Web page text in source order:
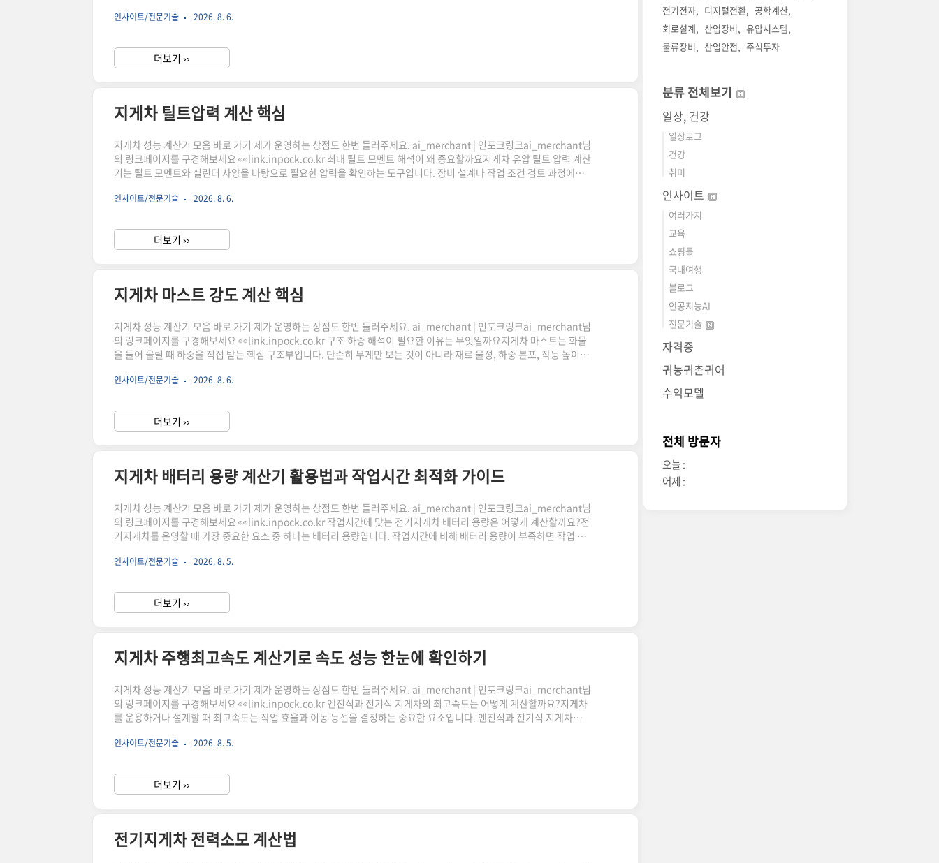
산기를 활용하면 하중 조건에 따른 가속 특성을 손쉽게 확인할 수 있습니다.지게차 가속성능이란 무엇인가쿠팡링크 클릭
인사이트/전문기술 2026. 8. 6.
더보기 ››
지게차 틸트압력 계산 핵심
지게차 성능 계산기 모음 바로 가기 제가 운영하는 상점도 한번 들러주세요. ai_merchant | 인포크링크ai_merchant님
의 링크페이지를 구경해보세요 👀link.inpock.co.kr 최대 틸트 모멘트 해석이 왜 중요할까요지게차 유압 틸트 압력 계산
기는 틸트 모멘트와 실린더 사양을 바탕으로 필요한 압력을 확인하는 도구입니다. 장비 설계나 작업 조건 검토 과정에서
클릭하시어, 주문하시면 저에게 많은 도움이 됩니다. 감사합니다."이 포스팅은 쿠팡 파트너스 활동의 일환으로, 이에 따
인사이트/전문기술 2026. 8. 6.
더보기 ››
지게차 마스트 강도 계산 핵심
지게차 성능 계산기 모음 바로 가기 제가 운영하는 상점도 한번 들러주세요. ai_merchant | 인포크링크ai_merchant님
의 링크페이지를 구경해보세요 👀link.inpock.co.kr 구조 하중 해석이 필요한 이유는 무엇일까요지게차 마스트는 화물
을 들어 올릴 때 하중을 직접 받는 핵심 구조부입니다. 단순히 무게만 보는 것이 아니라 재료 물성, 하중 분포, 작동 높이,
을 검토하는 데 도움을 주는 도구입니다.마스트 강도 계산이 중요한 이유지게차 작업에서 마스트는 눈에 잘 띄지만, 실제
인사이트/전문기술 2026. 8. 6.
더보기 ››
지게차 배터리 용량 계산기 활용법과 작업시간 최적화 가이드
지게차 성능 계산기 모음 바로 가기 제가 운영하는 상점도 한번 들러주세요. ai_merchant | 인포크링크ai_merchant님
의 링크페이지를 구경해보세요 👀link.inpock.co.kr 작업시간에 맞는 전기지게차 배터리 용량은 어떻게 계산할까요?전
기지게차를 운영할 때 가장 중요한 요소 중 하나는 배터리 용량입니다. 작업시간에 비해 배터리 용량이 부족하면 작업 효
산기는 작업량과 운행 조건을 기준으로 필요한 배터리 용량을 계산할 수 있도록 도와주는 도구입니다.아래 페이지로 들어
인사이트/전문기술 2026. 8. 5.
더보기 ››
지게차 주행최고속도 계산기로 속도 성능 한눈에 확인하기
지게차 성능 계산기 모음 바로 가기 제가 운영하는 상점도 한번 들러주세요. ai_merchant | 인포크링크ai_merchant님
의 링크페이지를 구경해보세요 👀link.inpock.co.kr 엔진식과 전기식 지게차의 최고속도는 어떻게 계산할까요?지게차
를 운용하거나 설계할 때 최고속도는 작업 효율과 이동 동선을 결정하는 중요한 요소입니다. 엔진식과 전기식 지게차는
리고 속도 분석 시 확인해야 할 주요 항목을 살펴보겠습니다.지게차 최고속도가 중요한 이유지게차의 최고속도는 단순히
인사이트/전문기술 2026. 8. 5.
더보기 ››
전기지게차 전력소모 계산법
전기전자
디지털전환
공학계산
회로설계
산업장비
유압시스템
물류장비
산업안전 주식투자
분류 전체보기
일상, 건강
일상로그
건강
취미
인사이트
여러가지
교육
쇼핑몰
국내여행
블로그
인공지능AI
전문기술
자격증
귀농귀촌귀어
수익모델
전체 방문자
오늘 :
어제 :